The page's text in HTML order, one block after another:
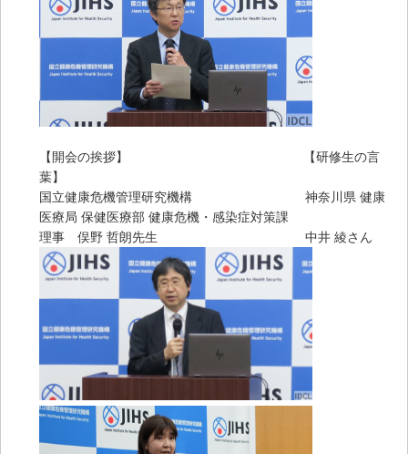
【開会の挨拶】 【研修生の言
葉】
国立健康危機管理研究機構 神奈川県 健康
医療局 保健医療部 健康危機・感染症対策課
理事 俣野 哲朗先生 中井 綾さん